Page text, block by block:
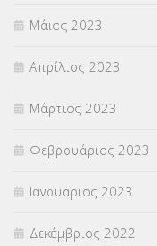
Μάιος 2023
Απρίλιος 2023
Μάρτιος 2023
Φεβρουάριος 2023
Ιανουάριος 2023
Δεκέμβριος 2022